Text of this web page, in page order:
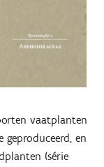
vaatplanten
en
(série